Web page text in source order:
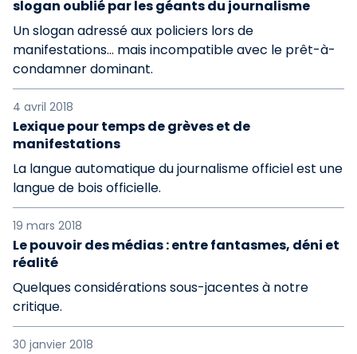
slogan oublié par les géants du journalisme
Un slogan adressé aux policiers lors de
manifestations… mais incompatible avec le prêt-à-
condamner dominant.
4 avril 2018
Lexique pour temps de grèves et de
manifestations
La langue automatique du journalisme officiel est une
langue de bois officielle.
19 mars 2018
Le pouvoir des médias : entre fantasmes, déni et
réalité
Quelques considérations sous-jacentes à notre
critique.
30 janvier 2018